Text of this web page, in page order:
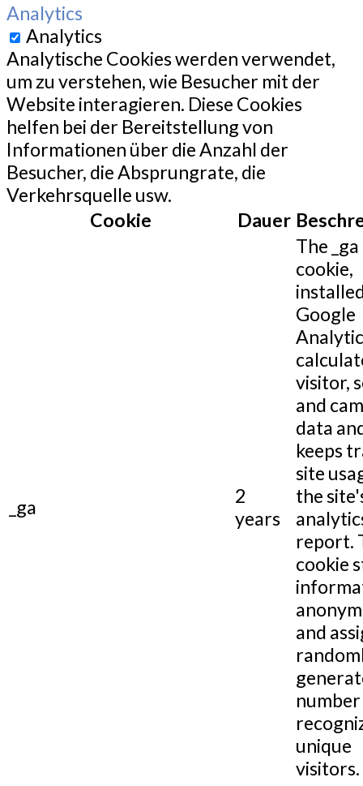
Analytics
Analytics
Analytische Cookies werden verwendet,
um zu verstehen, wie Besucher mit der
Website interagieren. Diese Cookies
helfen bei der Bereitstellung von
Informationen über die Anzahl der
Besucher, die Absprungrate, die
Verkehrsquelle usw.
Cookie
Dauer
_ga
2
years
The _ga
cookie,
Google
visitor,
and
data
keeps
site
the
report.
cookie
and
unique
visitors.